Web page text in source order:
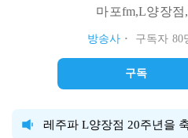
마포fm,L양장점
방송사 구독자 80
구독
레주파 L양장점 20주년을